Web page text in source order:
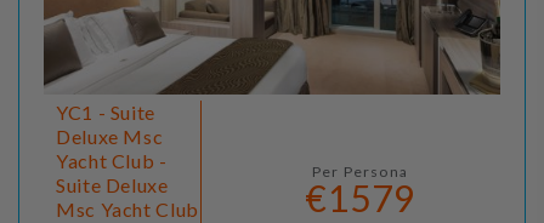
YC1 - Suite
Deluxe Msc
Yacht Club -
Suite Deluxe
Msc Yacht Club
Per Persona
€1579